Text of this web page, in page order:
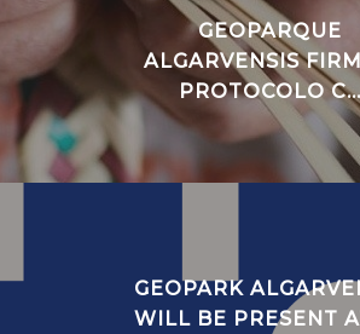
GEOPARQUE
ALGARVENSIS
PROTOCOLO C...
GEOPARK
WILL BE PRESENT